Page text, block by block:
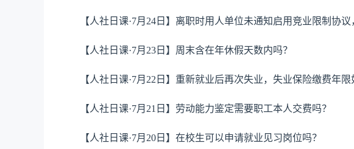
【人社日课·7月24日】离职时用人单位未通知启用竞业限制协议
【人社日课·7月23日】周末含在年休假天数内吗？
【人社日课·7月22日】重新就业后再次失业，失业保险缴费年限
【人社日课·7月21日】劳动能力鉴定需要职工本人交费吗？
【人社日课·7月20日】在校生可以申请就业见习岗位吗？